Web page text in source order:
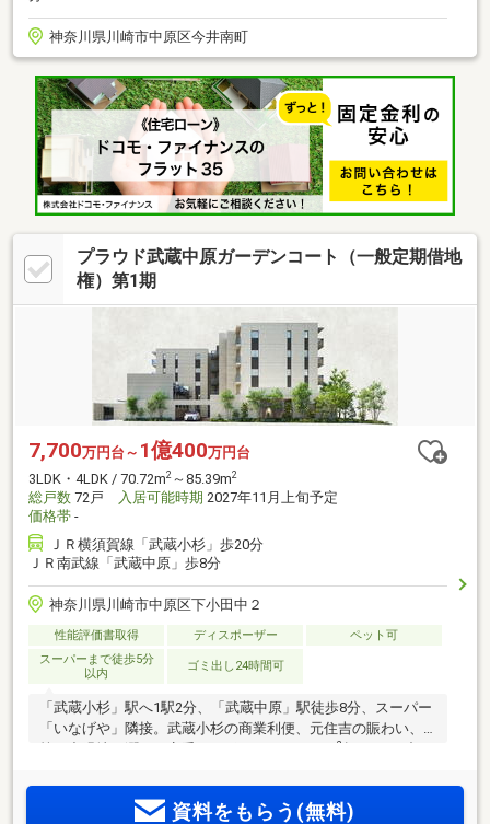
神奈川県川崎市中原区今井南町
プラウド武蔵中原ガーデンコート（一般定期借地
権）第1期
7,700万円台～ 1億400万円台
3LDK・4LDK / 70.72m2 ～85.39m2
総戸数 72戸 入居可能時期 2027年11月上旬予定
価格帯 -
ＪＲ横須賀線「武蔵小杉」歩20分
ＪＲ南武線「武蔵中原」歩8分
神奈川県川崎市中原区下小田中２
性能評価書取得 ディスポーザー
ペット可
スーパーまで徒歩5分
以内
ゴミ出し24時間可
「武蔵小杉」駅へ1駅2分、「武蔵中原」駅徒歩8分、スーパー
「いなげや」隣接。武蔵小杉の商業利便、元住吉の賑わい、
2
ブリッド給湯器を採用、「ZEH-M oriented」「低炭素建築物」
認定をダブルで取得 資料をもらう(無料)